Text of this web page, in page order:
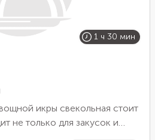
1 ч 30 мин
икры свекольная стоит
не только для закусок и